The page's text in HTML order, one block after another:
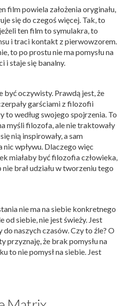
film powiela założenia oryginału,
się do czegoś więcej. Tak, to
ten film to symulakra, to
i traci kontakt z pierwowzorem.
to po prostu nie ma pomysłu na
i staje się banalny.
być oczywisty. Prawdą jest, że
garściami z filozofii
to według swojego spojrzenia. To
myśli filozofa, ale nie traktowały
nią inspirowały, a sam
nic wpływu. Dlaczego więc
miałaby być filozofia człowieka,
brał udziału w tworzeniu tego
nie ma na siebie konkretnego
od siebie, nie jest świeży. Jest
naszych czasów. Czy to źle? O
przyznaję, że brak pomysłu na
to nie pomysł na siebie. Jest